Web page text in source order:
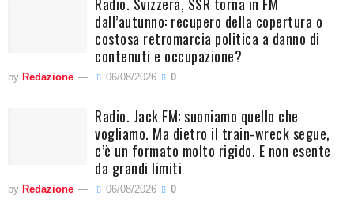
dall’autunno: recupero della copertura o
costosa retromarcia politica a danno di
contenuti e occupazione?
by Redazione 06/08/2026 0
Radio. Jack FM: suoniamo quello che
vogliamo. Ma dietro il train-wreck segue,
c’è un formato molto rigido. E non esente
da grandi limiti
by Redazione 06/08/2026 0